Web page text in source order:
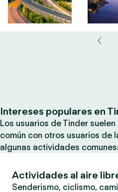
Intereses populares en
Los usuarios de Tinder
común con otros usuarios de
algunas actividades
Actividades al aire
Senderismo, ciclismo,